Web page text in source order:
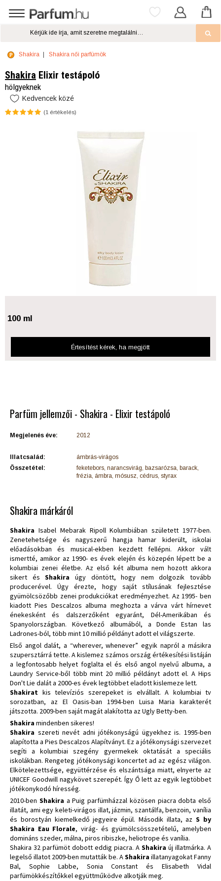
Shakira Shakira női parfümök
Shakira Elixir testápoló
hölgyeknek
Kedvencek közé
(1 értékelés)
100 ml
Értesítést kérek, ha megjött
Parfüm jellemzői - Shakira - Elixir testápoló
Megjelenés éve: 2012
Illatcsalád:
ámbrás-virágos
Összetétel:
feketebors, narancsvirág, bazsarózsa, barack,
frézia, ámbra, mósusz, cédrus, styrax
Shakira márkáról
Shakira Isabel Mebarak Ripoll Kolumbiában született 1977-ben.
Zenetehetsége és nagyszerű hangja hamar kiderült, iskolai
előadásokban és musical-ekben kezdett fellépni. Akkor vált
ismertté, amikor az 1990- es évek elején és közepén lépett be a
kolumbiai zenei életbe. Az első két albuma nem hozott akkora
sikert ésShakira úgy döntött, hogy nem dolgozik tovább
producerével. Úgy érezte, hogy saját stílusának fejlesztése
gyümölcsözőbb zenei produkciókat eredményezhet. Az 1995- ben
kiadott Pies Descalzos albuma meghozta a várva várt hírnevet
énekesként és dalszerzőként egyaránt, Dél-Amerikában és
Spanyolországban. Következő albumából, a Donde Estan las
Ladrones-ból, több mint 10 millió példányt adott el világszerte.
Első angol dalát, a “wherever, whenever” egyik napról a másikra
szupersztárrá tette. A kislemez számos ország értékesítési listáján
a legfontosabb helyet foglalta el és első angol nyelvű albuma, a
Laundry Service-ből több mint 20 millió példányt adott el. A Hips
Don't Lie dalát a 2000-es évek legtöbbet eladott kislemeze lett.
Shakirat kis televíziós szerepeket is elvállalt. A kolumbiai tv
sorozatban, az El Oasis-ban 1994-ben Luisa Maria karakterét
játszotta. 2009-ben saját magát alakította az Ugly Betty-ben.
Shakira mindenben sikeres!
Shakira szereti nevét adni jótékonyságú ügyekhez is. 1995-ben
alapította a Pies Descalzos Alapítványt. Ez a jótékonysági szervezet
segíti a kolumbiai szegény gyermekek oktatását a speciális
iskolákban. Rengeteg jótékonysági koncertet ad az egész világon.
Elkötelezettsége, együttérzése és elszántsága miatt, elnyerte az
UNICEF Goodwill nagykövet szerepét. Így Ő lett az egyik legtöbbet
jótékonykodó híresség.
2010-ben Shakira a Puig parfümházzal közösen piacra dobta első
illatát, ami egy keleti-virágos illat, jázmin, szantálfa, benzoin, vanília
és borostyán kiemelkedő jegyeire épül. Második illata, azS by
Shakira Eau Florale, virág- és gyümölcsösszetételű, amelyben
domináns szeder, málna, piros ribiszke, heliotrope és vanília.
Shakira 32 parfümöt dobott eddig piacra. A Shakira új illatmárka. A
legelső illatot 2009-ben mutatták be. AShakira illatanyagokat Fanny
Bal, Sophie Labbe, Sonia Constant és Elisabeth Vidal
parfümökkészítőkkel együttműködve alkotják meg.